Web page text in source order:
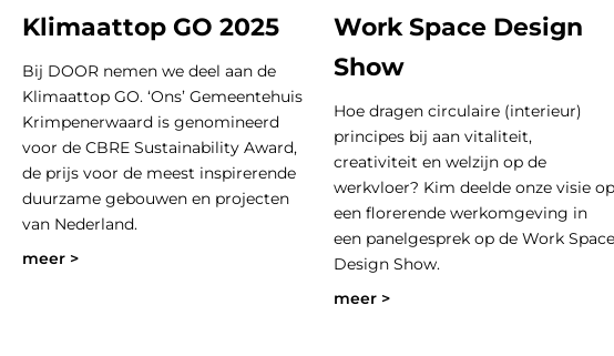
Klimaattop GO 2025
Bij DOOR nemen we deel aan de
Klimaattop GO. ‘Ons’ Gemeentehuis
Krimpenerwaard is genomineerd
voor de CBRE Sustainability Award,
de prijs voor de meest inspirerende
duurzame gebouwen en projecten
van Nederland.
meer >
Work Space Design
Show
Hoe dragen circulaire (interieur)
principes bij aan vitaliteit,
creativiteit en welzijn op de
werkvloer? Kim deelde onze visie op
een florerende werkomgeving in
een panelgesprek op de Work Space
Design Show.
meer >